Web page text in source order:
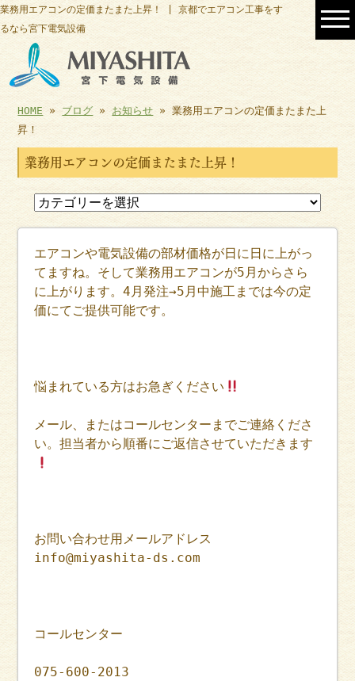
業務用エアコンの定価またまた上昇！ | 京都でエアコン工事をす
るなら宮下電気設備
HOME » ブログ » お知らせ » 業務用エアコンの定価またまた上
昇！
業務用エアコンの定価またまた上昇！
エアコンや電気設備の部材価格が日に日に上がっ
てますね。そして業務用エアコンが5月からさら
に上がります。4月発注→5月中施工までは今の定
価にてご提供可能です。
悩まれている方はお急ぎください
メール、またはコールセンターまでご連絡くださ
い。担当者から順番にご返信させていただきます
お問い合わせ用メールアドレス
info@miyashita-ds.com
コールセンター
075-600-2013